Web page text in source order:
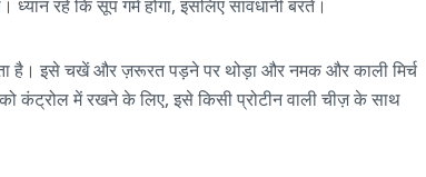
रहे कि सूप गर्म होगा, इसलिए सावधानी बरतें।
है। इसे चखें और ज़रूरत पड़ने पर थोड़ा और नमक और काली मिर्च
कंट्रोल में रखने के लिए, इसे किसी प्रोटीन वाली चीज़ के साथ